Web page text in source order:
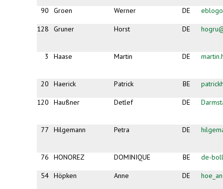
90 Groen Werner DE
128 Gruner Horst DE
3 Haase Martin DE
20 Haerick Patrick BE
120 Haußner Detlef DE
77 Hilgemann Petra DE
76 HONOREZ DOMINIQUE BE de-
54 Höpken Anne DE